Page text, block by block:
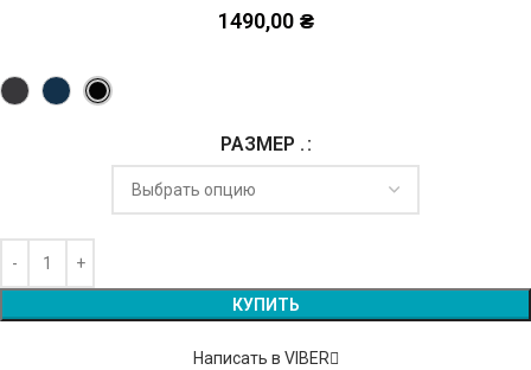
1490,00 ₴
РАЗМЕР .
КУПИТЬ
Alternative:
Написать в VIBER